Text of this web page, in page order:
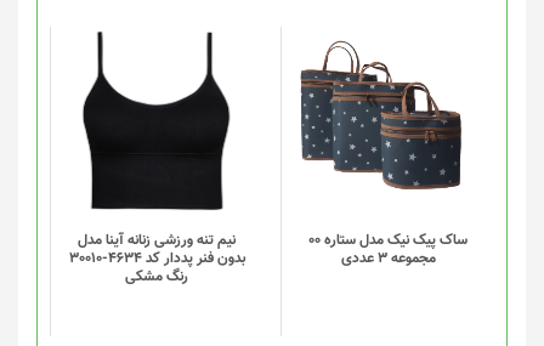
ساک پیک نیک مدل ستاره 00
مجموعه 3 عددی
این
محصول
دارای
انواع
مختلفی
گزینه
ها
نیم تنه ورزشی زنانه آینا مدل
بدون فنر پددار کد 4634-30010
رنگ مشکی
محصول
دارای
باشد.
گزینه
ها
ممکن